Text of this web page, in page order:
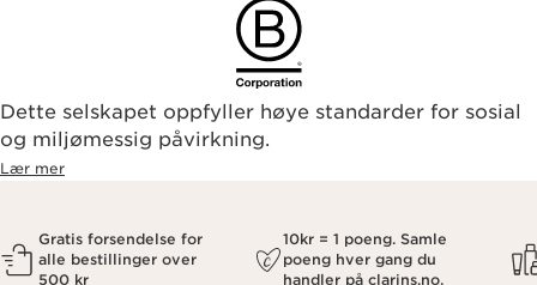
Dette selskapet oppfyller høye standarder for sosial
og miljømessig påvirkning.
Lær mer
Gratis forsendelse for
alle bestillinger over
500 kr
10kr = 1 poeng. Samle
poeng hver gang du
handler på clarins.no.